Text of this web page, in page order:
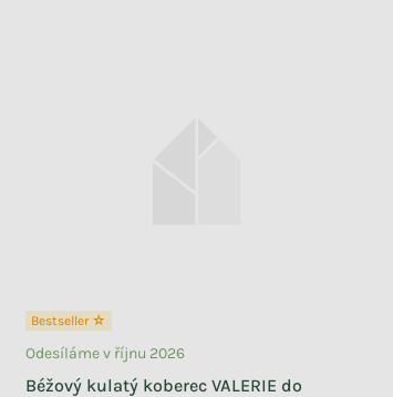
Bestseller ☆
Béžový kulatý koberec VALERIE do
Odesíláme v říjnu 2026